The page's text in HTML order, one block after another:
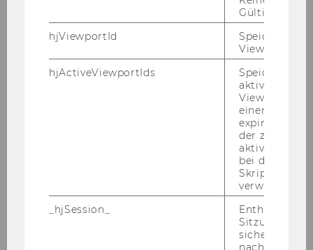
· Frauenförderung: Da sich die
Wirtschaftsuniversität Wien die Erhöhung des
Frauenanteils beim allgemeinen Personal zum
Ziel gesetzt hat, werden qualifizierte Frauen
ausdrücklich aufgefordert, sich zu bewerben.
Bei gleicher Qualifikation werden Frauen
vorrangig aufgenommen. Alle Bewerberinnen,
die die gesetzlichen Aufnahmeerfordernisse
Ausschreibungstextes entsprechen, sind zu
Bewerbungsgesprächen einzuladen.
· An der WU ist ein Arbeitskreis für
Gleichbehandlungsfragen eingerichtet. Nähere
hjViewportId
Speichert
Viewport-
hjActiveViewportIds
Speichert die
aktiven
Viewports.
einen
der zur
aktiver
bei der
verwendet
_hjSession_
Enthält die
sicher, dass